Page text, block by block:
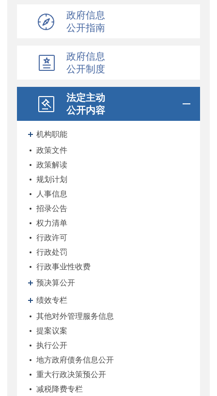
政府信息
公开指南
政府信息
公开制度
法定主动
公开内容
机构职能
政策文件
政策解读
规划计划
人事信息
招录公告
权力清单
行政许可
行政处罚
行政事业性收费
预决算公开
绩效专栏
其他对外管理服务信息
提案议案
执行公开
地方政府债务信息公开
重大行政决策预公开
减税降费专栏